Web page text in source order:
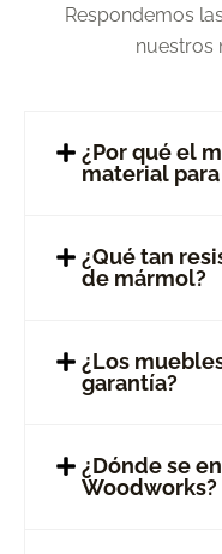
Respondemos
nuestros
¿Por qué el
material
¿Qué tan
de mármol?
¿Los
garantía?
¿Dónde se
Woodworks?